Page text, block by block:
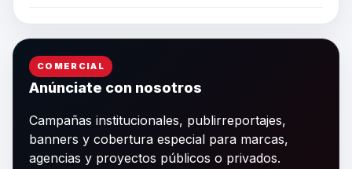
COMERCIAL
Anúnciate con nosotros
Campañas institucionales, publirreportajes,
banners y cobertura especial para marcas,
agencias y proyectos públicos o privados.